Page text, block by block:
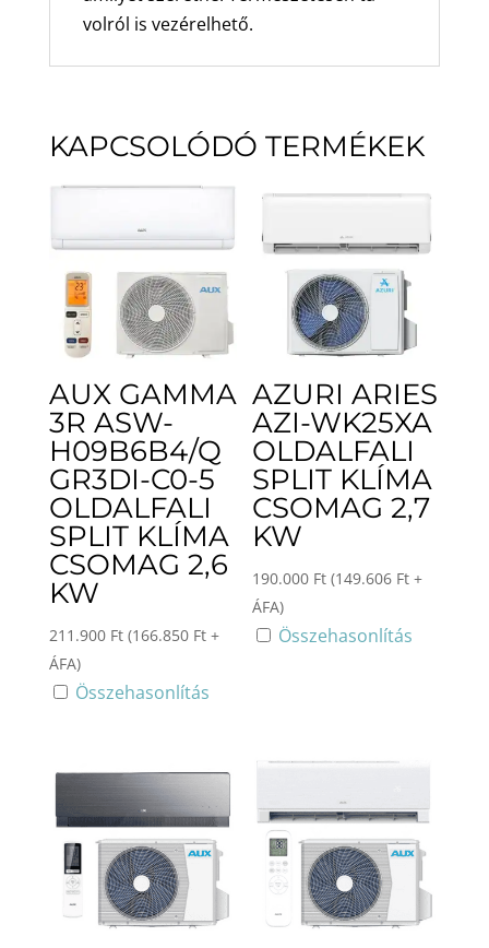
volról is vezérelhető.
KAPCSOLÓDÓ TERMÉKEK
AUX GAMMA
3R ASW-
H09B6B4/Q
GR3DI-C0-5
OLDALFALI
SPLIT KLÍMA
CSOMAG 2,6
KW
211.900 Ft (166.850 Ft+
ÁFA)
Összehasonlítás
AZURI ARIES
AZI-WK25XA
OLDALFALI
SPLIT KLÍMA
CSOMAG 2,7
KW
190.000 Ft (149.606 Ft +
ÁFA)
Összehasonlítás